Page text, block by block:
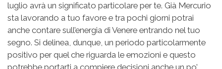
luglio avrà un significato particolare per te. Già Mercurio
sta lavorando a tuo favore e tra pochi giorni potrai
anche contare sull’energia di Venere entrando nel tuo
segno. Si delinea, dunque, un periodo particolarmente
positivo per quel che riguarda le emozioni e questo